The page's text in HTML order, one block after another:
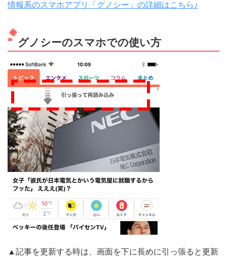
情報系のスマホアプリ「グノシー」の詳細はこちら♪
グノシーのスマホでの使い方
▲記事を更新する時は、画面を下に長めに引っ張ると更新